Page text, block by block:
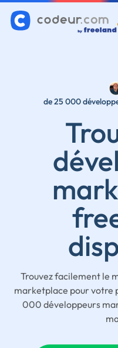
de 25 000
Trouvez facilement le
marketplace pour votre
000 développeurs